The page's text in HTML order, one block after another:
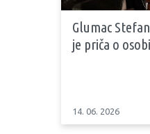
Glumac
je priča o
14. 06. 2026